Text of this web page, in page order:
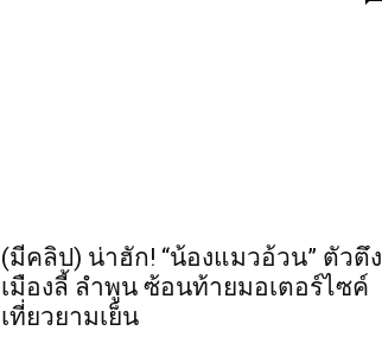
(มีคลิป) น่าฮัก! “น้องแมวอ้วน” ตัวตึง
เมืองลี้ ลำพูน ซ้อนท้ายมอเตอร์ไซค์
เที่ยวยามเย็น